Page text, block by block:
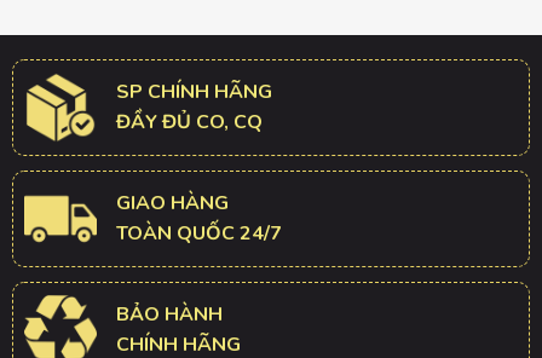
SP CHÍNH HÃNG
ĐẦY ĐỦ CO, CQ
GIAO HÀNG
TOÀN QUỐC 24/7
BẢO HÀNH
CHÍNH HÃNG